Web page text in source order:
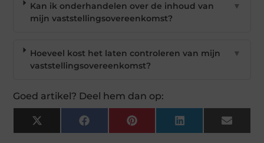
Kan ik onderhandelen over de inhoud van
mijn vaststellingsovereenkomst?
▼
Hoeveel kost het laten controleren van mijn
vaststellingsovereenkomst?
▼
Goed artikel? Deel hem dan op:
X
(Twitter)
Facebook Pinterest LinkedIn Email